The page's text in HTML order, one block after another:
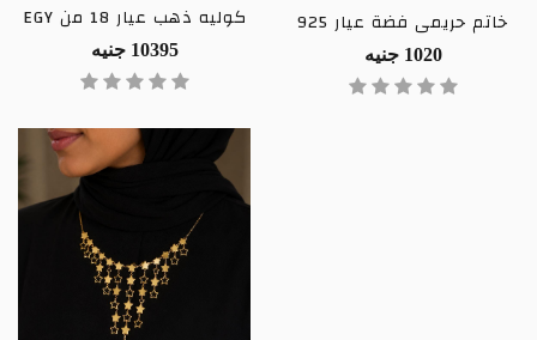
خاتم حريمى فضة عيار 925
1020 جنيه
كوليه ذهب عيار 18 من EGY
10395 جنيه